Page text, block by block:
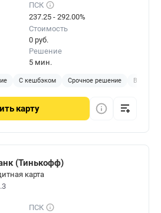
ПСК
237.25 - 292.00%
Стоимость
0 руб.
Решение
5 мин.
С кешбэком Срочное решение
карту
(Тинькофф)
карта
ПСК